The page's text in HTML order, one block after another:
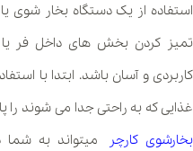
استفاده از یک دستگاه بخار شوی
تمیز کردن بخش های داخل فر
کاربردی و آسان باشد. ابتدا با
غذایی که به راحتی جدا می شوند را
بخارشوی کارچر
میتواند به شما